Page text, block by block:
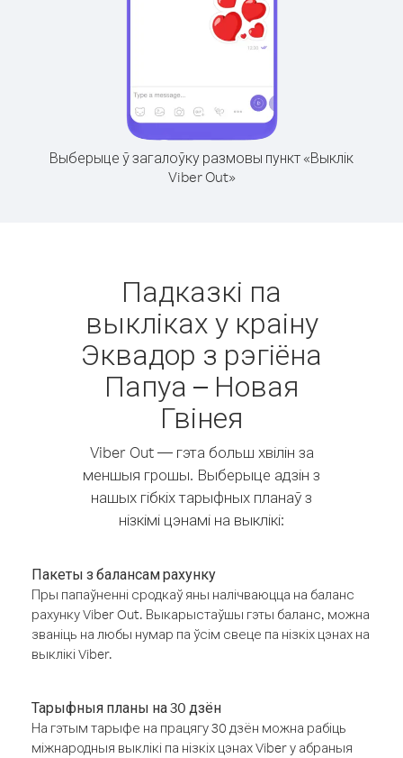
Выберыце ў загалоўку размовы пункт «Выклік
Viber Out»
Падказкі па
выкліках у краіну
Эквадор з рэгіёна
Папуа – Новая
Гвінея
Viber Out — гэта больш хвілін за
меншыя грошы. Выберыце адзін з
нашых гібкіх тарыфных планаў з
нізкімі цэнамі на выклікі:
Пакеты з балансам рахунку
Пры папаўненні сродкаў яны налічваюцца на баланс
рахунку Viber Out. Выкарыстаўшы гэты баланс, можна
званіць на любы нумар па ўсім свеце па нізкіх цэнах на
выклікі Viber.
Тарыфныя планы на 30 дзён
На гэтым тарыфе на працягу 30 дзён можна рабіць
міжнародныя выклікі па нізкіх цэнах Viber у абраныя